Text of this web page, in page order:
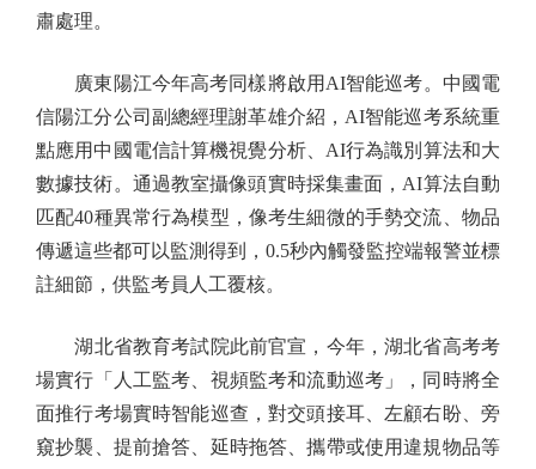
肅處理。
廣東陽江今年高考同樣將啟用AI智能巡考。中國電
信陽江分公司副總經理謝革雄介紹，AI智能巡考系統重
點應用中國電信計算機視覺分析、AI行為識別算法和大
數據技術。通過教室攝像頭實時採集畫面，AI算法自動
匹配40種異常行為模型，像考生細微的手勢交流、物品
傳遞這些都可以監測得到，0.5秒內觸發監控端報警並標
註細節，供監考員人工覆核。
湖北省教育考試院此前官宣，今年，湖北省高考考
場實行「人工監考、視頻監考和流動巡考」，同時將全
面推行考場實時智能巡查，對交頭接耳、左顧右盼、旁
窺抄襲、提前搶答、延時拖答、攜帶或使用違規物品等